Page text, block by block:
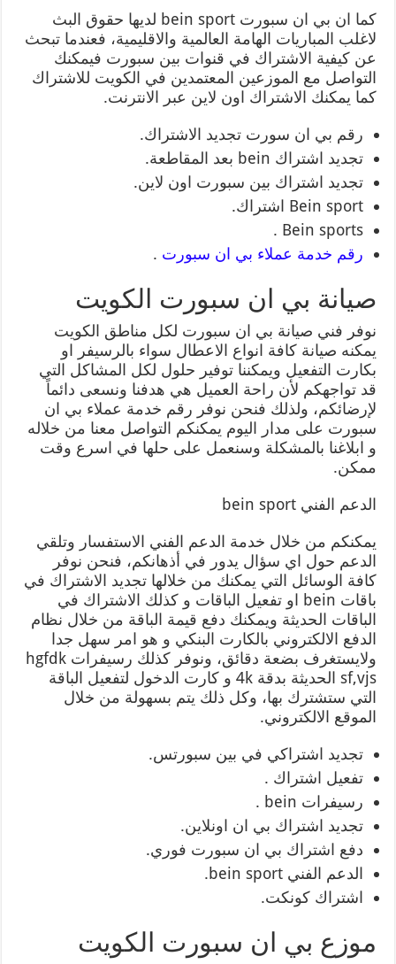
كما ان بي ان سبورت bein sport لديها حقوق البث
لاغلب المباريات الهامة العالمية والاقليمية، فعندما تبحث
عن كيفية الاشتراك في قنوات بين سبورت فيمكنك
التواصل مع الموزعين المعتمدين في الكويت للاشتراك
كما يمكنك الاشتراك اون لاين عبر الانترنت.
رقم بي ان سورت تجديد الاشتراك.
تجديد اشتراك bein بعد المقاطعة.
تجديد اشتراك بين سبورت اون لاين.
Bein sport اشتراك.
Bein sports .
رقم خدمة عملاء بي ان سبورت .
صيانة بي ان سبورت الكويت
نوفر فني صيانة بي ان سبورت لكل مناطق الكويت
يمكنه صيانة كافة انواع الاعطال سواء بالرسيفر او
بكارت التفعيل ويمكننا توفير حلول لكل المشاكل التي
قد تواجهكم لأن راحة العميل هي هدفنا ونسعى دائماً
لإرضائكم، ولذلك فنحن نوفر رقم خدمة عملاء بي ان
سبورت على مدار اليوم يمكنكم التواصل معنا من خلاله
و ابلاغنا بالمشكلة وسنعمل على حلها في اسرع وقت
ممكن.
الدعم الفني bein sport
يمكنكم من خلال خدمة الدعم الفني الاستفسار وتلقي
الدعم حول اي سؤال يدور في أذهانكم، فنحن نوفر
كافة الوسائل التي يمكنك من خلالها تجديد الاشتراك في
باقات bein او تفعيل الباقات و كذلك الاشتراك في
الباقات الحديثة ويمكنك دفع قيمة الباقة من خلال نظام
الدفع الالكتروني بالكارت البنكي و هو امر سهل جدا
ولايستغرف بضعة دقائق، ونوفر كذلك رسيفرات hgfdk
sf,vjs الحديثة بدقة 4k و كارت الدخول لتفعيل الباقة
التي ستشترك بها، وكل ذلك يتم بسهولة من خلال
الموقع الالكتروني.
تجديد اشتراكي في بين سبورتس.
تفعيل اشتراك .
رسيفرات bein .
تجديد اشتراك بي ان اونلاين.
دفع اشتراك بي ان سبورت فوري.
الدعم الفني bein sport.
اشتراك كونكت.
موزع بي ان سبورت الكويت